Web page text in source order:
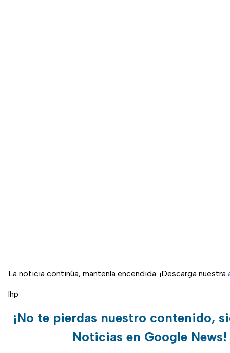
La noticia continúa, mantenla encendida. ¡Descarga nuestra
lhp
¡No te pierdas nuestro contenido,
Noticias en Google News!